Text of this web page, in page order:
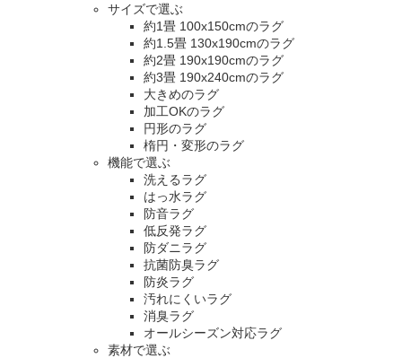
サイズで選ぶ
約1畳 100x150cmのラグ
約1.5畳 130x190cmのラグ
約2畳 190x190cmのラグ
約3畳 190x240cmのラグ
大きめのラグ
加工OKのラグ
円形のラグ
楕円・変形のラグ
機能で選ぶ
洗えるラグ
はっ水ラグ
防音ラグ
低反発ラグ
防ダニラグ
抗菌防臭ラグ
防炎ラグ
汚れにくいラグ
消臭ラグ
オールシーズン対応ラグ
素材で選ぶ